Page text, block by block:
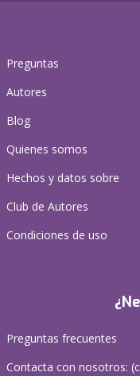
Preguntas
Autores
Blog
Quienes somos
Hechos y datos sobre
Club de Autores
Condiciones de uso
Preguntas frecuentes
Contacta con nosotros: (